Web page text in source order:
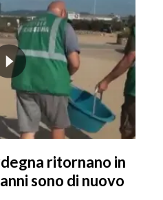
ritornano in
sono di nuovo